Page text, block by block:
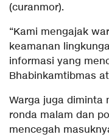
(curanmor).
“Kami mengajak
keamanan
informasi yang
Bhabinkamtibmas
Warga juga diminta
ronda malam dan
mencegah